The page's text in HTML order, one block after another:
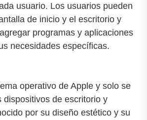
usuario. Los usuarios pueden
de inicio y el escritorio y
programas y aplicaciones
necesidades específicas.
operativo de Apple y solo se
dispositivos de escritorio y
por su diseño estético y su